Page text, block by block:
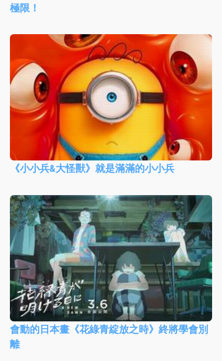
極限！
《小小兵&大怪獸》就是滿滿的小小兵
會動的日本畫《花綠青綻放之時》終將學會別
離